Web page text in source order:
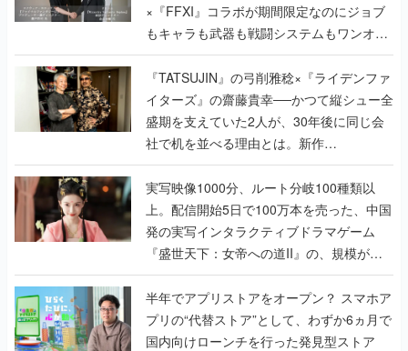
×『FFXI』コラボが期間限定なのにジョブ
もキャラも武器も戦闘システムもワンオフ
で作り込まれた理由を両ディレクターに聞
く
『TATSUJIN』の弓削雅稔×『ライデンファ
イターズ』の齋藤貴幸──かつて縦シュー全
盛期を支えていた2人が、30年後に同じ会
社で机を並べる理由とは。新作
『TATSUJIN EXTREME』で初タッグを組
んだレジェンド2人に訊く開発秘話
実写映像1000分、ルート分岐100種類以
上。配信開始5日で100万本を売った、中国
発の実写インタラクティブドラマゲーム
『盛世天下：女帝への道II』の、規模が違
うこだわりをプロデューサーに聞いた
半年でアプリストアをオープン？ スマホア
プリの“代替ストア”として、わずか6ヵ月で
国内向けローンチを行った発見型ストア